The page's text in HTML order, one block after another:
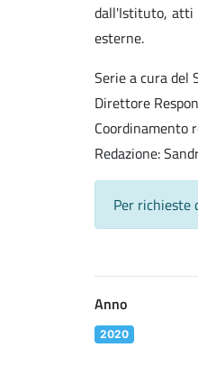
dall'Istituto, atti
esterne.
Serie a cura del
Direttore
Coordinamento
Redazione:
Per richieste
Anno
2020